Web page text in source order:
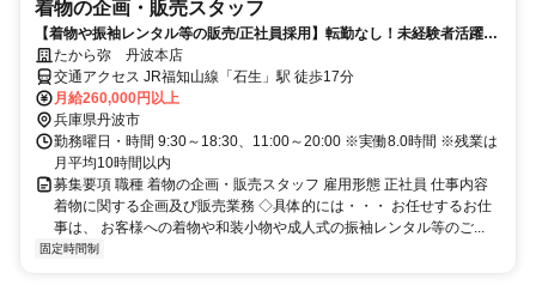
着物の企画・販売スタッフ
【着物や振袖レンタル等の販売/正社員採用】転勤なし！未経験者活躍
中！待遇良好♪プライベートも充実♪
たから弥 丹波本店
交通アクセス JR福知山線「石生」駅 徒歩17分
月給260,000円以上
兵庫県丹波市
勤務曜日・時間 9:30～18:30、11:00～20:00 ※実働8.0時間 ※残業は
月平均10時間以内
募集要項 職種 着物の企画・販売スタッフ 雇用形態 正社員 仕事内容
着物に関する企画及び販売業務 ◇具体的には・・・ お任せするお仕
事は、 お客様への着物や和装小物や成人式の振袖レンタル等のご...
固定時間制